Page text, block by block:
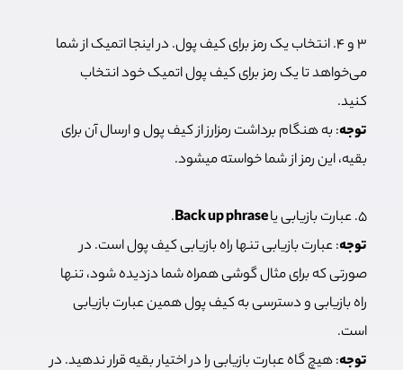
۳ و ۴. انتخاب یک رمز برای کیف پول. در اینجا اتمیک از شما
می‌خواهد تا یک رمز برای کیف پول اتمیک خود انتخاب
کنید.
توجه: به هنگام برداشت رمزارز از کیف پول و ارسال آن برای
بقیه، این رمز از شما خواسته میشود.
۵. عبارت بازیابی یا Back up phrase
.
توجه: عبارت بازیابی تنها راه بازیابی کیف پول است. در
صورتی که برای مثال گوشی همراه شما دزدیده شود، تنها
راه بازیابی و دسترسی به کیف پول همین عبارت بازیابی
است.
توجه: هیچ گاه عبارت بازیابی را در اختیار بقیه قرار ندهید. در